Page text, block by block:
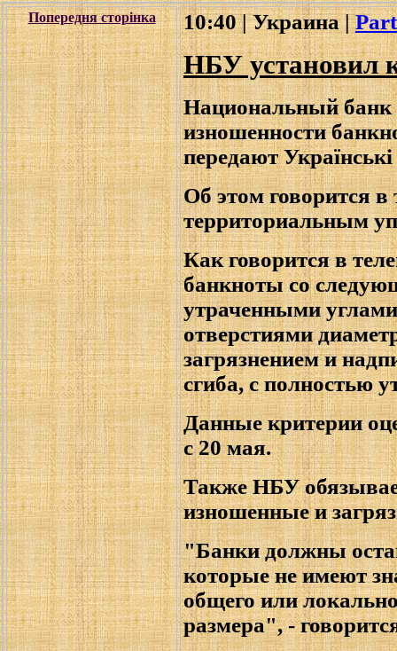
Попередня сторінка 10:40 | Украина |
НБУ установил
Национальный банк
изношенности
передают
Об этом говорится
территориальным
Как говорится в
банкноты со
утраченными
отверстиями
загрязнением и
сгиба, с полностью
Данные критерии
с 20 мая.
Также НБУ
изношенные и
"Банки должны
которые не имеют
общего или
размера", -